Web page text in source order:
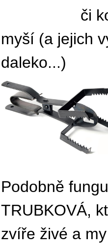
či kovový
myší (a jejich
daleko...)
Podobně
TRUBKOVÁ,
zvíře živé a